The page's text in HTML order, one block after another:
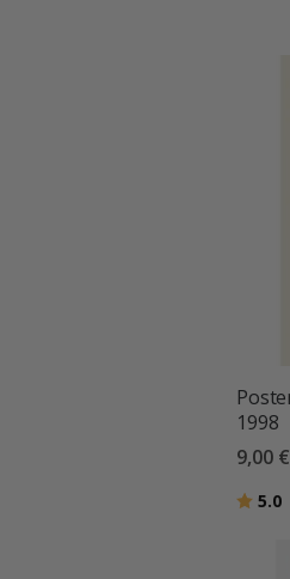
1998
9,00 €
5.0